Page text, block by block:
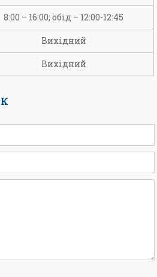
8:00 – 16:00; обід – 12:00-12:45
Вихідний
Вихідний